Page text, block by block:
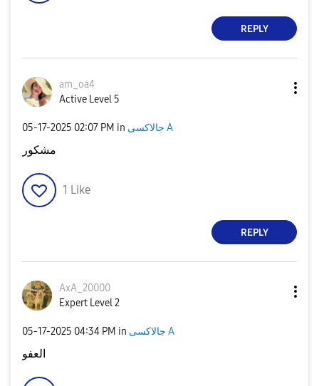
REPLY
am_oa4
Active Level 5
‎05-17-2025 02:07 PM in جالاكسى A
مشكور
1 Like
REPLY
AxA_20000
Expert Level 2
‎05-17-2025 04:34 PM in جالاكسى A
العفو